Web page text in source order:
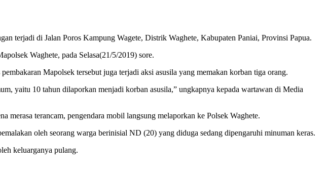
terjadi di Jalan Poros Kampung Wagete, Distrik Waghete, Kabupaten Paniai, Provinsi Papua.
Waghete, pada Selasa(21/5/2019) sore.
Mapolsek tersebut juga terjadi aksi asusila yang memakan korban tiga orang.
yaitu 10 tahun dilaporkan menjadi korban asusila,” ungkapnya kepada wartawan di Media
merasa terancam, pengendara mobil langsung melaporkan ke Polsek Waghete.
oleh seorang warga berinisial ND (20) yang diduga sedang dipengaruhi minuman keras.
keluarganya pulang.